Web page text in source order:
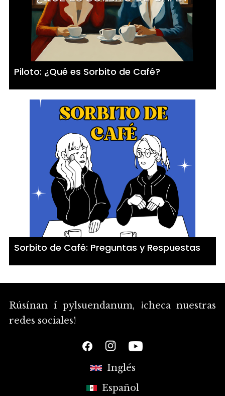
Piloto: ¿Qué es Sorbito de Café?
Sorbito de Café: Preguntas y Respuestas
Rúsínan í pylsuendanum, ¡checa nuestras
redes sociales!
Inglés
Español